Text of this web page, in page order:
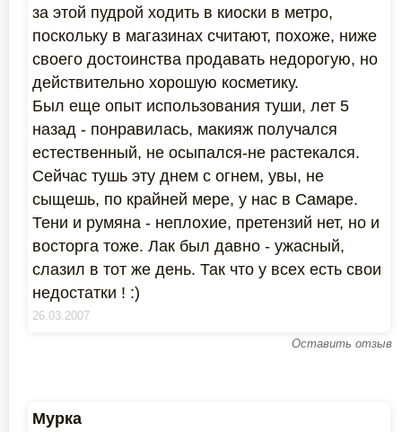
за этой пудрой ходить в киоски в метро,
поскольку в магазинах считают, похоже, ниже
своего достоинства продавать недорогую, но
действительно хорошую косметику.
Был еще опыт использования туши, лет 5
назад - понравилась, макияж получался
естественный, не осыпался-не растекался.
Сейчас тушь эту днем с огнем, увы, не
сыщешь, по крайней мере, у нас в Самаре.
Тени и румяна - неплохие, претензий нет, но и
восторга тоже. Лак был давно - ужасный,
слазил в тот же день. Так что у всех есть свои
недостатки ! :)
26.03.2007
Оставить отзыв
Мурка